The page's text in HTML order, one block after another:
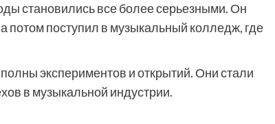
становились все более серьезными. Он
поступил в музыкальный колледж, где
экспериментов и открытий. Они стали
в музыкальной индустрии.